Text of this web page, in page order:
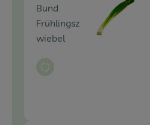
Bund
Frühlingsz
wiebel
Auswahl ändern